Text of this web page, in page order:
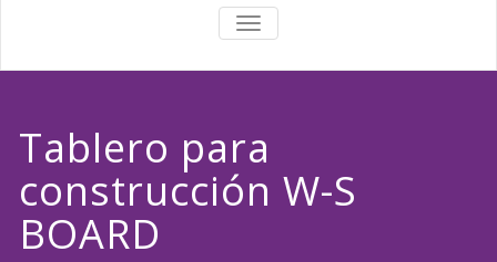
TOGGLE NAVIGATION
Tablero para
construcción W-S
BOARD